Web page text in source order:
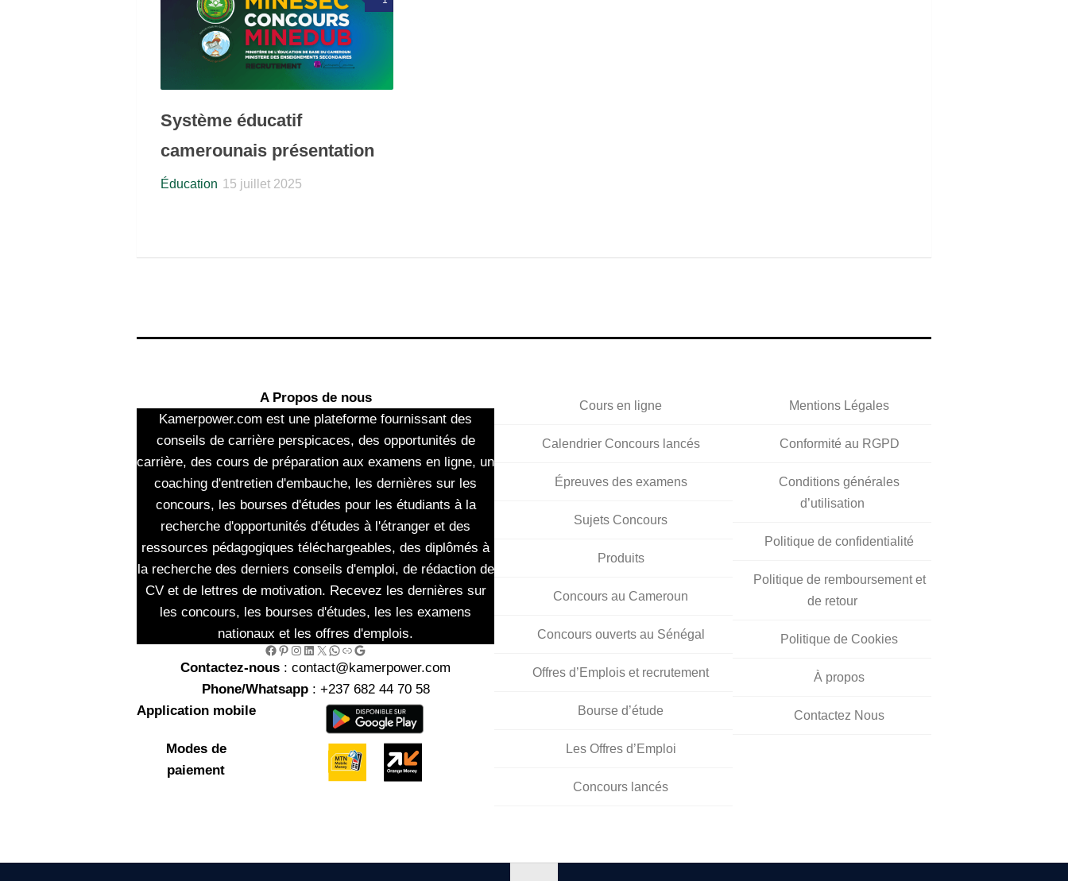
Système éducatif
camerounais présentation
Éducation 15 juillet 2025
A Propos de nous
Kamerpower.com est une plateforme fournissant des
conseils de carrière perspicaces, des opportunités de
carrière, des cours de préparation aux examens en ligne, un
coaching d'entretien d'embauche, les dernières sur les
concours, les bourses d'études pour les étudiants à la
recherche d'opportunités d'études à l'étranger et des
ressources pédagogiques téléchargeables, des diplômés à
la recherche des derniers conseils d'emploi, de rédaction de
CV et de lettres de motivation. Recevez les dernières sur
les concours, les bourses d'études, les les examens
nationaux et les offres d'emplois.
Facebook Pinterest Instagram LinkedIn X WhatsApp Link Google
Contactez-nous : contact@kamerpower.com
Phone/Whatsapp: +237 682 44 70 58
Application mobile
Modes de
paiement
Cours en ligne
Calendrier Concours lancés
Épreuves des examens
Sujets Concours
Produits
Concours au Cameroun
Concours ouverts au Sénégal
Offres d’Emplois et recrutement
Bourse d’étude
Les Offres d’Emploi
Concours lancés
Mentions Légales
Conformité au RGPD
Conditions générales
d’utilisation
Politique de confidentialité
Politique de remboursement et
de retour
Politique de Cookies
À propos
Contactez Nous